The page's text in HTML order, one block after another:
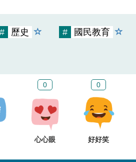
# 歷史 # 國民教育
0
心心眼
0
好好笑